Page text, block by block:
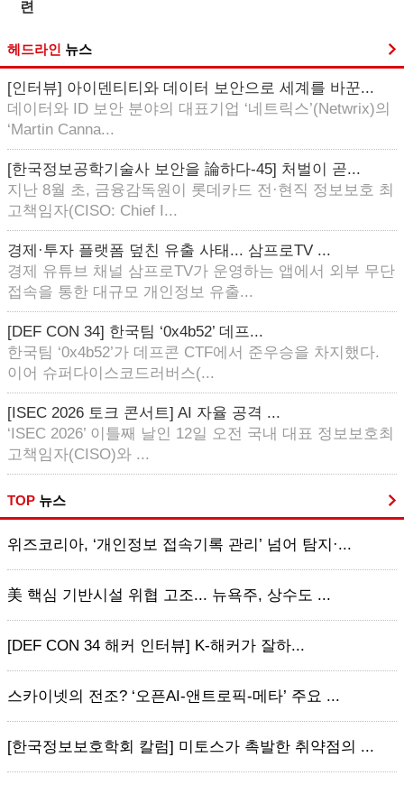
련
헤드라인 뉴스
[인터뷰] 아이덴티티와 데이터 보안으로 세계를 바꾼...
데이터와 ID 보안 분야의 대표기업 ‘네트릭스’(Netwrix)의
‘Martin Canna...
[한국정보공학기술사 보안을 論하다-45] 처벌이 곧...
지난 8월 초, 금융감독원이 롯데카드 전·현직 정보보호 최
고책임자(CISO: Chief I...
경제·투자 플랫폼 덮친 유출 사태... 삼프로TV ...
경제 유튜브 채널 삼프로TV가 운영하는 앱에서 외부 무단
접속을 통한 대규모 개인정보 유출...
[DEF CON 34] 한국팀 ‘0x4b52’ 데프...
한국팀 ‘0x4b52’가 데프콘 CTF에서 준우승을 차지했다.
이어 슈퍼다이스코드러버스(...
[ISEC 2026 토크 콘서트] AI 자율 공격 ...
‘ISEC 2026’ 이틀째 날인 12일 오전 국내 대표 정보보호최
고책임자(CISO)와 ...
TOP 뉴스
위즈코리아, ‘개인정보 접속기록 관리’ 넘어 탐지·...
美 핵심 기반시설 위협 고조... 뉴욕주, 상수도 ...
[DEF CON 34 해커 인터뷰] K-해커가 잘하...
스카이넷의 전조? ‘오픈AI-앤트로픽-메타’ 주요 ...
[한국정보보호학회 칼럼] 미토스가 촉발한 취약점의 ...